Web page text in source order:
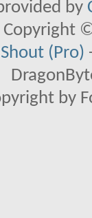
by
Copyright
(Pro)
by